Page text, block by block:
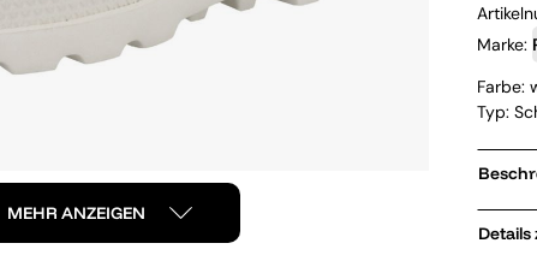
MEHR ANZEIGEN
Marke:
Farbe:
Typ: